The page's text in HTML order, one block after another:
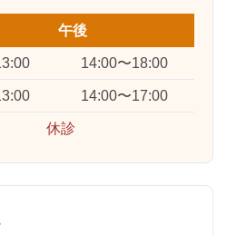
午後
14:00〜18:00
14:00〜17:00
休診